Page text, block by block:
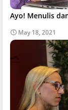
Ayo! Menulis
May 18, 2021